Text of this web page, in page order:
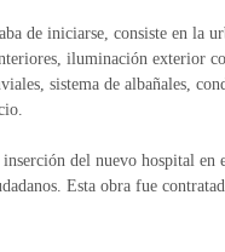
de iniciarse, consiste en la
iluminación exterior
sistema de albañales,
inserción del nuevo hospital
Esta obra fue